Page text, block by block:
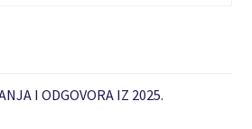
I ODGOVORA IZ 2025.